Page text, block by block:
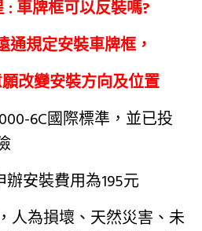
: 車牌框可以反裝嗎?
通規定安裝車牌框，
改變安裝方向及位置
6C國際標準，並已投
安裝費用為195元
人為損壞、天然災害、未